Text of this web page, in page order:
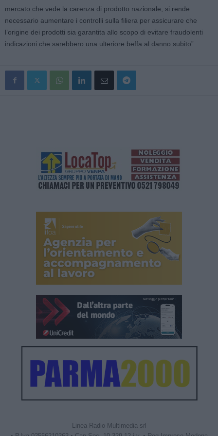
mercato che vede la carenza di prodotto nazionale, si rende
necessario aumentare i controlli sulla filiera per assicurare che
l’origine dei prodotti sia garantita allo scopo di evitare fraudolenti
indicazioni che sarebbero una ulteriore beffa al danno subito”.
Linea Radio Multimedia srl